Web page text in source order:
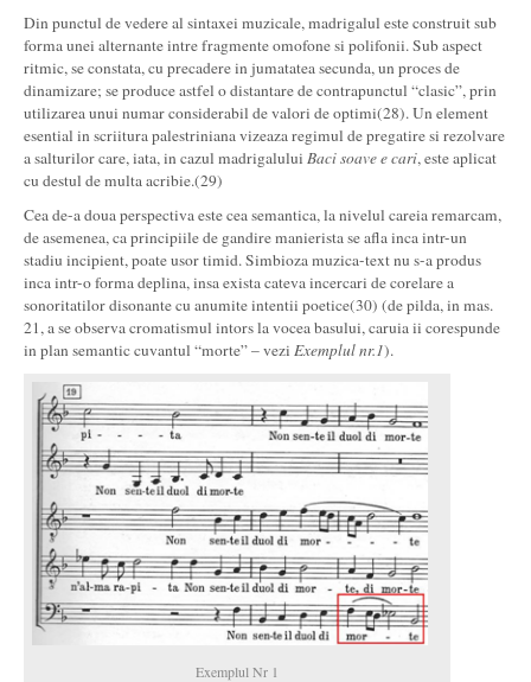
Din punctul de vedere al sintaxei muzicale, madrigalul este construit sub
forma unei alternante intre fragmente omofone si polifonii. Sub aspect
ritmic, se constata, cu precadere in jumatatea secunda, un proces de
dinamizare; se produce astfel o distantare de contrapunctul “clasic”, prin
utilizarea unui numar considerabil de valori de optimi(28). Un element
esential in scriitura palestriniana vizeaza regimul de pregatire si rezolvare
a salturilor care, iata, in cazul madrigalului Baci soave e cari, este aplicat
cu destul de multa acribie.(29)
Cea de-a doua perspectiva este cea semantica, la nivelul careia remarcam,
de asemenea, ca principiile de gandire manierista se afla inca intr-un
stadiu incipient, poate usor timid. Simbioza muzica-text nu s-a produs
inca intr-o forma deplina, insa exista cateva incercari de corelare a
sonoritatilor disonante cu anumite intentii poetice(30) (de pilda, in mas.
21, a se observa cromatismul intors la vocea basului, caruia ii corespunde
in plan semantic cuvantul “morte” – vezi Exemplul nr.1).
Exemplul Nr 1